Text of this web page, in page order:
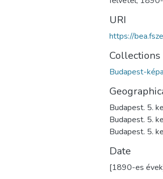
URI
https://
Collections
Budapest-
Budapest. 5.
Budapest. 5.
Budapest. 5.
Date
[1890-es